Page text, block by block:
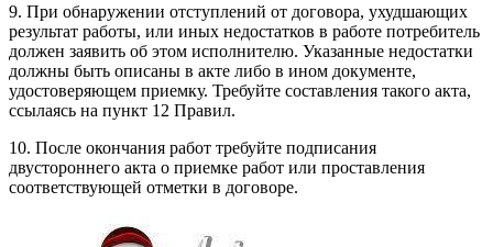
9. При обнаружении отступлений от договора, ухудшающих
результат работы, или иных недостатков в работе потребитель
должен заявить об этом исполнителю. Указанные недостатки
должны быть описаны в акте либо в ином документе,
удостоверяющем приемку. Требуйте составления такого акта,
ссылаясь на пункт 12 Правил.
10. После окончания работ требуйте подписания
двустороннего акта о приемке работ или проставления
соответствующей отметки в договоре.